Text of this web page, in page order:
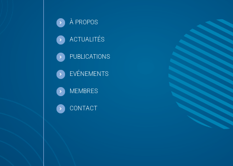
À PROPOS
ACTUALITÉS
PUBLICATIONS
EVÉNEMENTS
MEMBRES
CONTACT